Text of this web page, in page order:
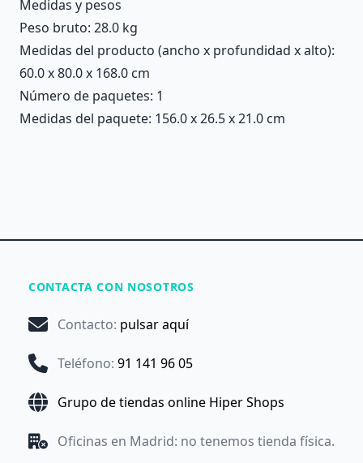
Medidas y pesos
Peso bruto: 28.0 kg
Medidas del producto (ancho x profundidad x alto):
60.0 x 80.0 x 168.0 cm
Número de paquetes: 1
Medidas del paquete: 156.0 x 26.5 x 21.0 cm
CONTACTA CON NOSOTROS
Contacto: pulsar aquí
Teléfono: 91 141 96 05
Grupo de tiendas online Hiper Shops
Oficinas en Madrid: no tenemos tienda física.